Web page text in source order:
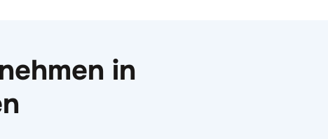
in